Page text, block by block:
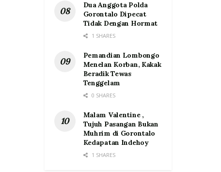
Dua Anggota Polda
Gorontalo Dipecat
Tidak Dengan Hormat
1 SHARES
Pemandian Lombongo
Menelan Korban, Kakak
Beradik Tewas
Tenggelam
0 SHARES
Malam Valentine ,
Tujuh Pasangan Bukan
Muhrim di Gorontalo
Kedapatan Indehoy
1 SHARES